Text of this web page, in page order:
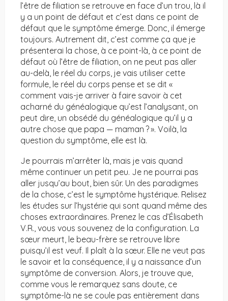
l’être de filiation se retrouve en face d’un trou, là il
y a un point de défaut et c’est dans ce point de
défaut que le symptôme émerge. Donc, il émerge
toujours. Autrement dit, c’est comme ça que je
présenterai la chose, à ce point-là, à ce point de
défaut où l’être de filiation, on ne peut pas aller
au-delà, le réel du corps, je vais utiliser cette
formule, le réel du corps pense et se dit «
comment vais-je arriver à faire savoir à cet
acharné du généalogique qu’est l’analysant, on
peut dire, un obsédé du généalogique qu’il y a
autre chose que papa — maman ? ». Voilà, la
question du symptôme, elle est là.
Je pourrais m’arrêter là, mais je vais quand
même continuer un petit peu. Je ne pourrai pas
aller jusqu’au bout, bien sûr. Un des paradigmes
de la chose, c’est le symptôme hystérique. Relisez
les études sur l’hystérie qui sont quand même des
choses extraordinaires. Prenez le cas d’Élisabeth
V.R., vous vous souvenez de la configuration. La
sœur meurt, le beau-frère se retrouve libre
puisqu’il est veuf. Il plaît à la sœur. Elle ne veut pas
le savoir et la conséquence, il y a naissance d’un
symptôme de conversion. Alors, je trouve que,
comme vous le remarquez sans doute, ce
symptôme-là ne se coule pas entièrement dans